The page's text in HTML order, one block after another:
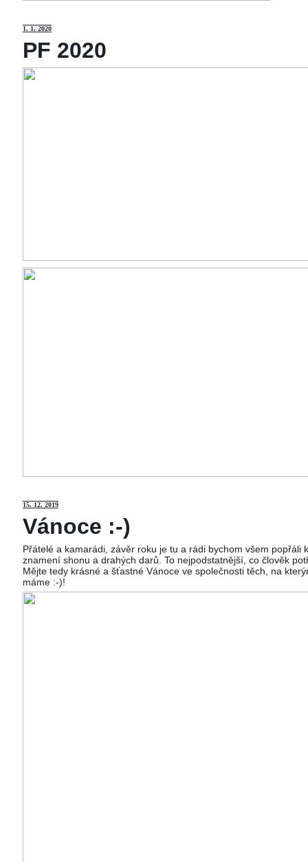
1. 1. 2020
PF 2020
15. 12. 2019
Vánoce :-)
Přátelé a kamarádi, závěr roku je tu a rádi bychom všem
znamení shonu a drahých darů. To nejpodstatnější, co člověk
Mějte tedy krásné a šťastné Vánoce ve společnosti těch, na
máme :-)!